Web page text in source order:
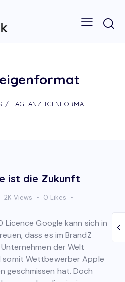
TAG: ANZEIGENFORMAT
ist die Zukunft
2K Views 0 Likes
Licence Google kann sich in
dass es im BrandZ
der Welt
Wettbewerber Apple
geschmissen hat. Doch